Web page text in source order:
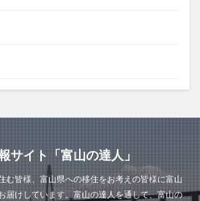
サイト「富山の達人」
む皆様、富山県への移住をお考えの皆様に富山
届けしています。富山の達人を通して、富山の